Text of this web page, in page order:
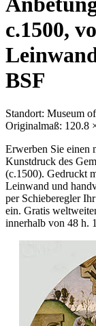
c.1500,
BSF
Standort: Museum
Originalmaß: 120.8
Erwerben Sie einen
Kunstdruck des
(c.1500). Gedruckt
Leinwand und
per Schieberegler
ein. Gratis
innerhalb von 48 h.